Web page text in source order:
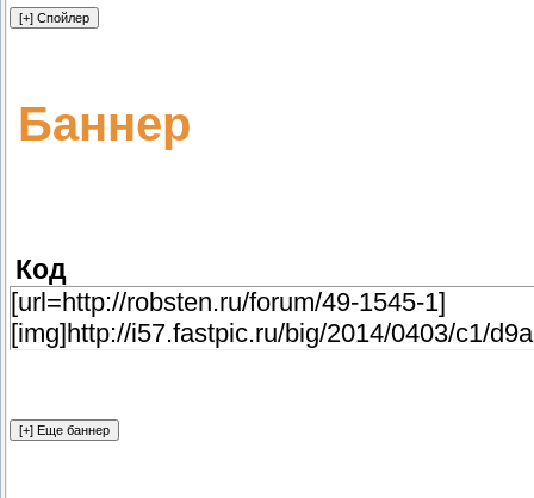
Баннер
Код
[url=http://robsten.ru/forum/49-1545-1]
[img]http://i57.fastpic.ru/big/2014/0403/c1/